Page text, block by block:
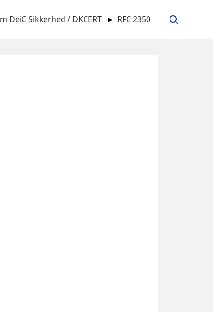
DeiC Sikkerhed / DKCERT ► RFC 2350